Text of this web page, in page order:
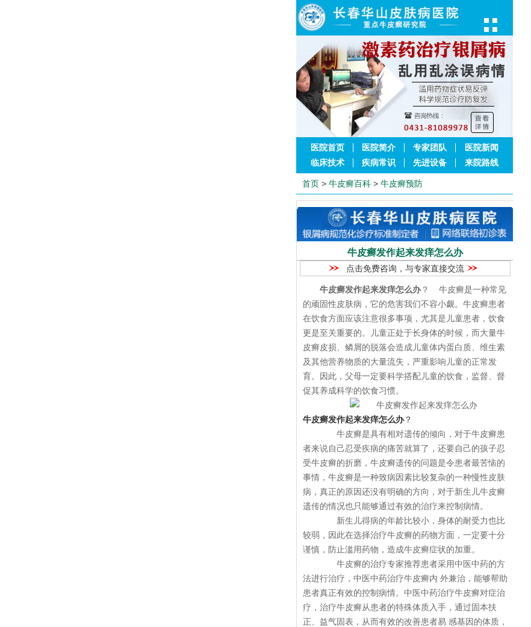
医院首页 医院简介 专家团队
医院新闻
临床技术
疾病常识 先进设备 来院路线
首页 > 牛皮癣百科 > 牛皮癣预防
牛皮癣发作起来发痒怎么办
点击免费咨询，与专家直接交流
牛皮癣发作起来发痒怎么办？ 牛皮癣是一种常见
的顽固性皮肤病，它的危害我们不容小觑。牛皮癣患者
在饮食方面应该注意很多事项，尤其是儿童患者，饮食
更是至关重要的。儿童正处于长身体的时候，而大量牛
皮癣皮损、鳞屑的脱落会造成儿童体内蛋白质、维生素
及其他营养物质的大量流失，严重影响儿童的正常发
育。因此，父母一定要科学搭配儿童的饮食，监督、督
促其养成科学的饮食习惯。
牛皮癣发作起来发痒怎么办？
牛皮癣是具有相对遗传的倾向，对于牛皮癣患
者来说自己忍受疾病的痛苦就算了，还要自己的孩子忍
受牛皮癣的折磨，牛皮癣遗传的问题是令患者最苦恼的
事情，牛皮癣是一种致病因素比较复杂的一种慢性皮肤
病，真正的原因还没有明确的方向，对于新生儿牛皮癣
遗传的情况也只能够通过有效的治疗来控制病情。
新生儿得病的年龄比较小，身体的耐受力也比
较弱，因此在选择治疗牛皮癣的药物方面，一定要十分
谨慎，防止滥用药物，造成牛皮癣症状的加重。
牛皮癣的治疗专家推荐患者采用中医中药的方
法进行治疗，中医中药治疗牛皮癣内 外兼治，能够帮助
患者真正有效的控制病情。中医中药治疗牛皮癣对症治
疗，治疗牛皮癣从患者的特殊体质入手，通过固本扶
正、益气固表，从而有效的改善患者易 感基因的体质，